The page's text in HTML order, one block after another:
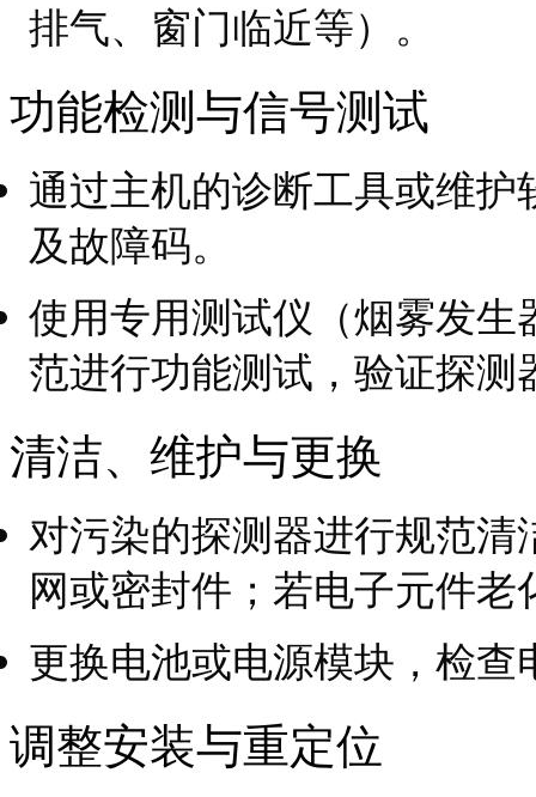
排气、窗门临近等）。
功能检测与信号测试
通过主机的诊断工具或维
及故障码。
使用专用测试仪（烟雾发
范进行功能测试，验证探
清洁、维护与更换
对污染的探测器进行规范
网或密封件；若电子元件
更换电池或电源模块，检
调整安装与重定位